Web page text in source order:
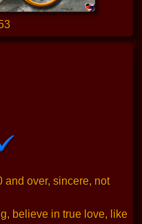
and over, sincere, not
believe in true love, like